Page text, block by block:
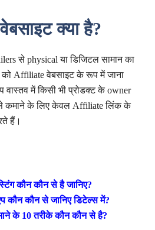
क्या है?
से physical या डिजिटल सामान का
को Affiliate वेबसाइट के रूप में जाना
वास्तव में किसी भी प्रोडक्ट के owner
कमाने के लिए केवल Affiliate लिंक के
हैं।
कौन कौन से है जानिए?
कौन कौन से जानिए डिटेल्स में?
के 10 तरीके कौन कौन से है?